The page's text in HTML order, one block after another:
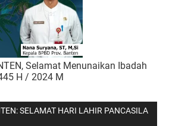
Selamat Menunaikan Ibadah
H / 2024 M
SELAMAT HARI LAHIR PANCASILA